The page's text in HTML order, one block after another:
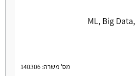
מס' משרה: 140306